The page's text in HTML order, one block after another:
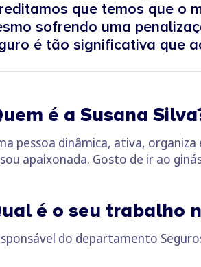
que temos que o
sofrendo uma
é tão significativa que
é a Susana
pessoa dinâmica, ativa,
apaixonada. Gosto de ir ao
é o seu trabalho
do departamento